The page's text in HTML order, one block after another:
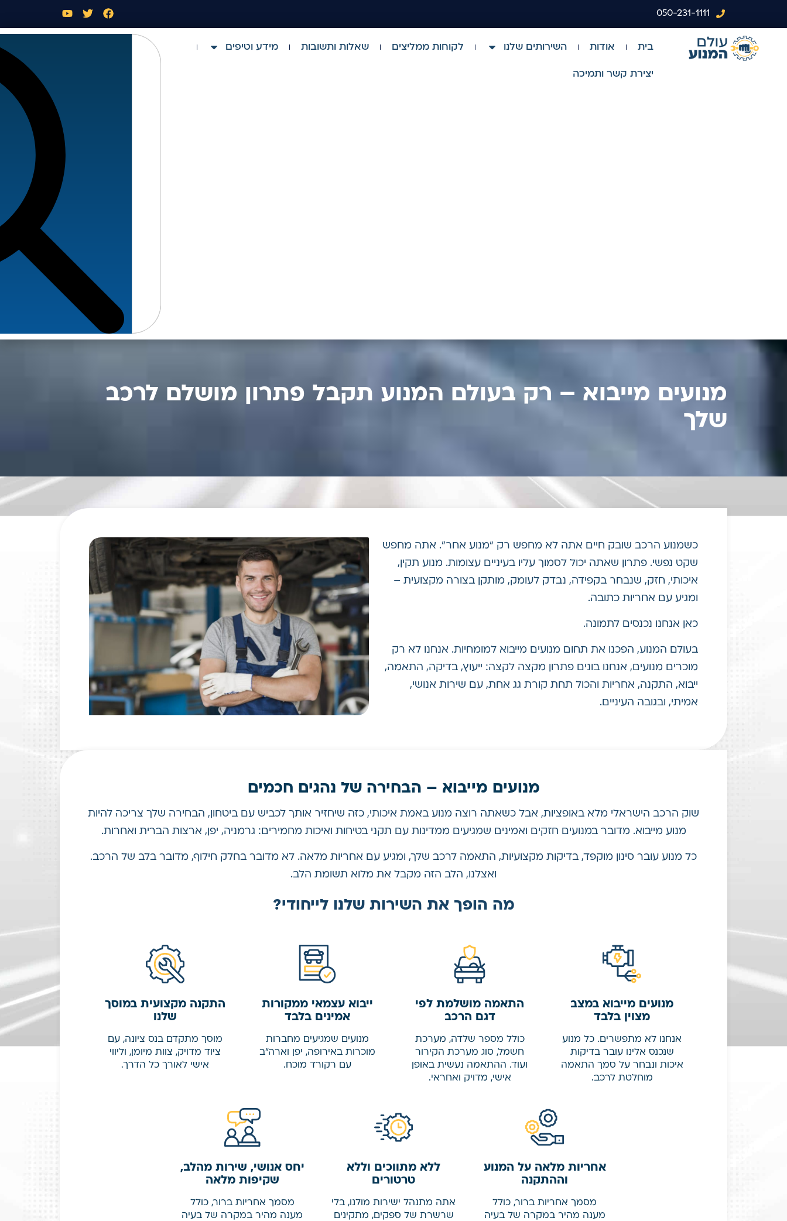
050-231-1111
בית אודות השירותים שלנו לקוחות ממליצים שאלות ותשובות מידע וטיפים
יצירת קשר ותמיכה
מנועים מייבוא – רק בעולם המנוע תקבל פתרון מושלם לרכב
שלך
כשמנוע הרכב שובק חיים אתה לא מחפש רק “מנוע אחר”. אתה מחפש
שקט נפשי. פתרון שאתה יכול לסמוך עליו בעיניים עצומות. מנוע תקין,
איכותי, חזק, שנבחר בקפידה, נבדק לעומק, מותקן בצורה מקצועית –
ומגיע עם אחריות כתובה.
כאן אנחנו נכנסים לתמונה.
בעולם המנוע, הפכנו את תחום מנועים מייבוא למומחיות. אנחנו לא רק
מוכרים מנועים, אנחנו בונים פתרון מקצה לקצה: ייעוץ, בדיקה, התאמה,
ייבוא, התקנה, אחריות והכול תחת קורת גג אחת, עם שירות אנושי,
אמיתי, ובגובה העיניים.
מנועים מייבוא – הבחירה של נהגים חכמים
שוק הרכב הישראלי מלא באופציות, אבל כשאתה רוצה מנוע באמת איכותי, כזה שיחזיר אותך לכביש עם ביטחון, הבחירה שלך צריכה להיות
מנוע מייבוא. מדובר במנועים חזקים ואמינים שמגיעים ממדינות עם תקני בטיחות ואיכות מחמירים: גרמניה, יפן, ארצות הברית ואחרות.
כל מנוע עובר סינון מוקפד, בדיקות מקצועיות, התאמה לרכב שלך, ומגיע עם אחריות מלאה. לא מדובר בחלק חילוף, מדובר בלב של הרכב.
ואצלנו, הלב הזה מקבל את מלוא תשומת הלב.
מה הופך את השירות שלנו לייחודי?
מנועים מייבוא במצב
מצוין בלבד
אנחנו לא מתפשרים. כל מנוע
שנכנס אלינו עובר בדיקות
איכות ונבחר על סמך התאמה
מוחלטת לרכב.
התאמה מושלמת לפי
דגם הרכב
כולל מספר שלדה, מערכת
חשמל, סוג מערכת הקירור
ועוד. ההתאמה נעשית באופן
אישי, מדויק ואחראי.
ייבוא עצמאי ממקורות
אמינים בלבד
מנועים שמגיעים מחברות
מוכרות באירופה, יפן וארה"ב
עם רקורד מוכח.
התקנה מקצועית במוסך
שלנו
מוסך מתקדם בנס ציונה, עם
ציוד מדויק, צוות מיומן, וליווי
אישי לאורך כל הדרך.
אחריות מלאה על המנוע
וההתקנה
מסמך אחריות ברור, כולל
מענה מהיר במקרה של בעיה
ללא מתווכים וללא
טרטורים
אתה מתנהל ישירות מולנו, בלי
שרשרת של ספקים, מתקינים
יחס אנושי, שירות מהלב,
שקיפות מלאה
מסמך אחריות ברור, כולל
מענה מהיר במקרה של בעיה